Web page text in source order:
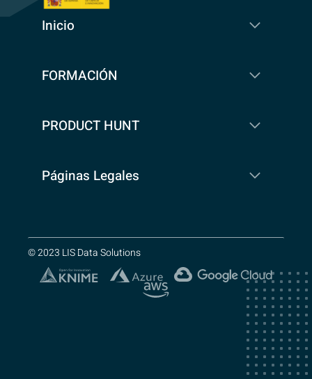
Inicio
FORMACIÓN
PRODUCT HUNT
Páginas Legales
© 2023 LIS Data Solutions